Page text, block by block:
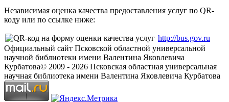
Независимая оценка качества предоставления услуг по QR-
коду или по ссылке ниже:
http://bus.gov.ru
Официальный сайт Псковской областной универсальной
научной библиотеки имени Валентина Яковлевича
Курбатова© 2009 - 2026 Псковская областная универсальная
научная библиотека имени Валентина Яковлевича Курбатова